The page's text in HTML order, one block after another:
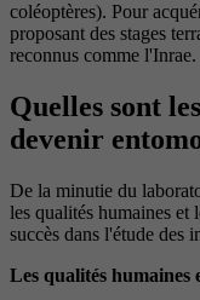
coléoptères). Pour
proposant des stages
reconnus comme l'Inrae.
Quelles sont
devenir
De la minutie du
les qualités humaines et
succès dans l'étude des
Les qualités humaines